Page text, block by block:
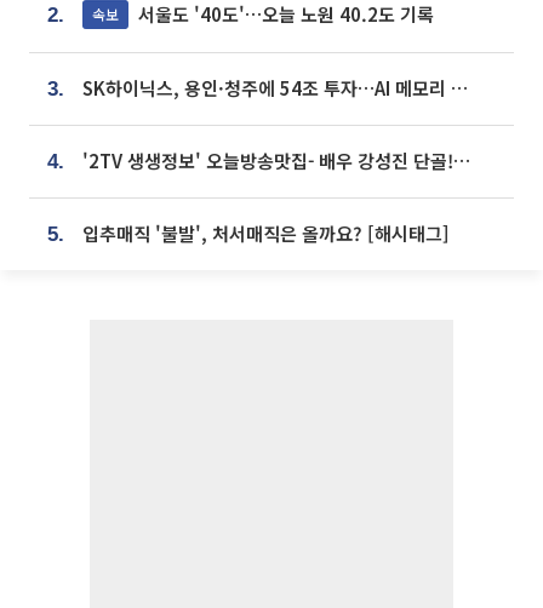
2. 속보 서울도 '40도'…오늘 노원 40.2도 기록
3. SK하이닉스, 용인·청주에 54조 투자…AI 메모리 생산기지 키운다
4. '2TV 생생정보' 오늘방송맛집- 배우 강성진 단골! 쌀국수ㆍ푸팟퐁 커리 맛집 '블○○○'
5. 입추매직 '불발', 처서매직은 올까요? [해시태그]